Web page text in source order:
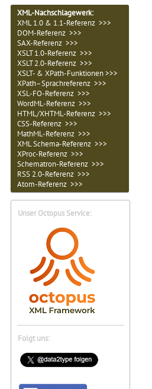
XML-Nachschlagewerk:
XML 1.0 & 1.1-Referenz >>>
DOM-Referenz >>>
SAX-Referenz >>>
XSLT 1.0-Referenz >>>
XSLT 2.0-Referenz >>>
XSLT- & XPath-Funktionen >>>
XPath–Sprachreferenz >>>
XSL-FO-Referenz >>>
WordML-Referenz >>>
HTML/XHTML-Referenz >>>
CSS-Referenz >>>
MathML-Referenz >>>
XML Schema-Referenz >>>
XProc-Referenz >>>
Schematron-Referenz >>>
RSS 2.0-Referenz >>>
Atom-Referenz >>>
Unser Octopus Service:
Folgt uns: